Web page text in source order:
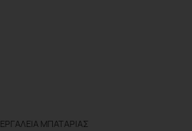
ΕΡΓΑΛΕΊΑ ΜΠΑΤΑΡΊΑΣ